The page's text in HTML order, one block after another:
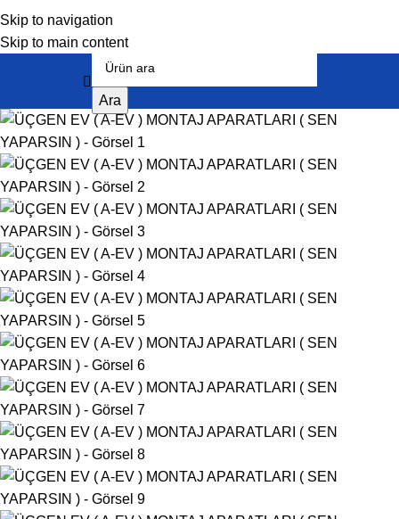
Skip to navigation
Skip to main content
Ara